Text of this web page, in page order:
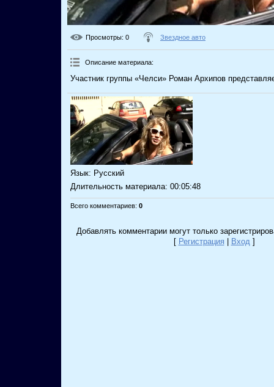
Просмотры: 0 Звездное авто
Описание материала:
Участник группы «Челси» Роман Архипов
Язык: Русский
Длительность материала: 00:05:48
Всего комментариев: 0
Добавлять комментарии могут только
[ Регистрация Вход]